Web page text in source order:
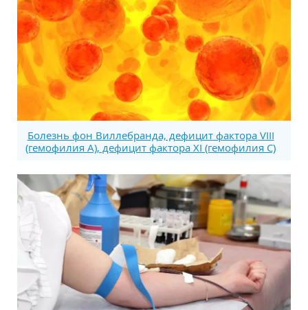
Болезнь фон Виллебранда, дефицит фактора VIII
(гемофилия А), дефицит фактора XI (гемофилия С)